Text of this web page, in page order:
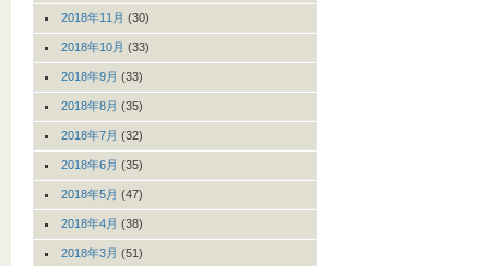
2018年11月 (30)
2018年10月 (33)
2018年9月 (33)
2018年8月 (35)
2018年7月 (32)
2018年6月 (35)
2018年5月 (47)
2018年4月 (38)
2018年3月 (51)